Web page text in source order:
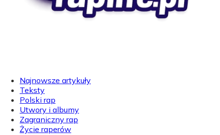
Najnowsze artykuły
Teksty
Polski rap
Utwory i albumy
Zagraniczny rap
Życie raperów